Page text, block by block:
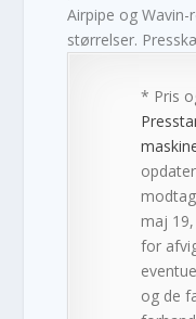
Airpipe og
størrelser.
* Pris
maj
for
og de